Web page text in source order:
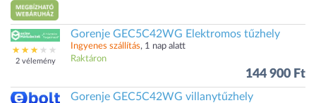
2 vélemény
Gorenje GEC5C42WG Elektromos tűzhely
Ingyenes szállítás, 1 nap alatt
Raktáron
144 900 Ft
Gorenje GEC5C42WG villanytűzhely